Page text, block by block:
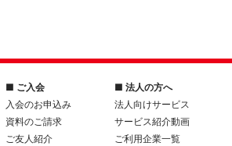
■ ご入会
入会のお申込み
資料のご請求
ご友人紹介
■ 法人の方へ
法人向けサービス
サービス紹介動画
ご利用企業一覧